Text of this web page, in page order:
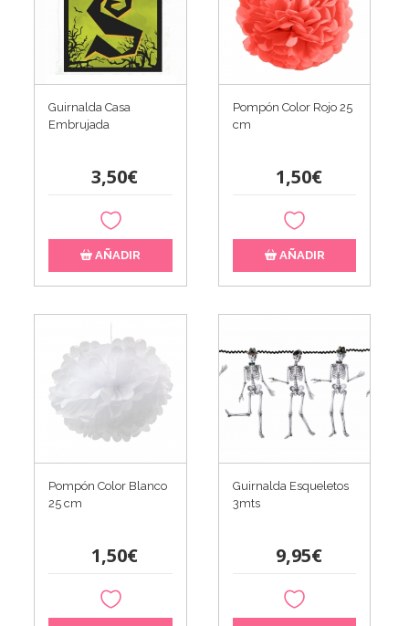
Guirnalda Casa
Embrujada
3,50€
AÑADIR
Pompón Color Rojo 25
cm
1,50€
AÑADIR
Pompón Color Blanco
25 cm
1,50€
Guirnalda Esqueletos
3mts
9,95€